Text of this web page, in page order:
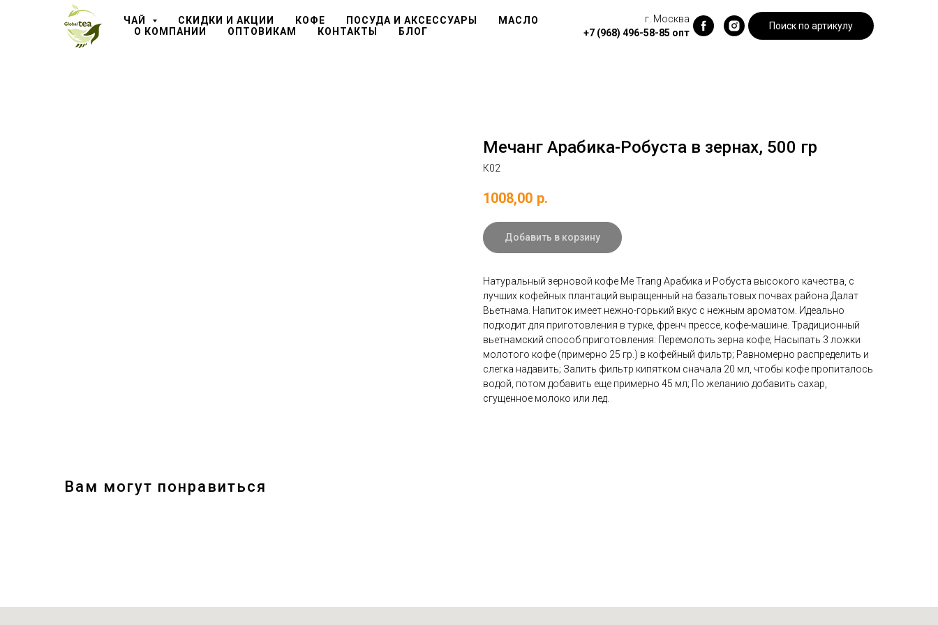
ЧАЙ СКИДКИ И АКЦИИ КОФЕ ПОСУДА И АКСЕССУАРЫ
МАСЛО
О КОМПАНИИ
ОПТОВИКАМ КОНТАКТЫ БЛОГ
г. Москва
+7 (968) 496-58-85 опт
Поиск по артикулу
Мечанг Арабика-Робуста в зернах, 500 гр
К02
1008,00 р.
Добавить в корзину
Натуральный зерновой кофе Me Trang Арабика и Робуста высокого качества, с
лучших кофейных плантаций выращенный на базальтовых почвах района Далат
Вьетнама. Напиток имеет нежно-горький вкус с нежным ароматом. Идеально
подходит для приготовления в турке, френч прессе, кофе-машине. Традиционный
вьетнамский способ приготовления: Перемолоть зерна кофе; Насыпать 3 ложки
молотого кофе (примерно 25 гр.) в кофейный фильтр; Равномерно распределить и
слегка надавить; Залить фильтр кипятком сначала 20 мл, чтобы кофе пропиталось
водой, потом добавить еще примерно 45 мл; По желанию добавить сахар,
сгущенное молоко или лед.
Вам могут понравиться